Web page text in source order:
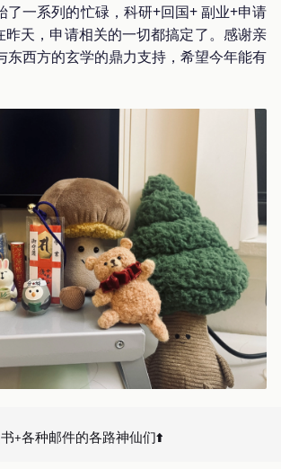
了一系列的忙碌，科研+回国+ 副业+申请
昨天，申请相关的一切都搞定了。感谢亲
东西方的玄学的鼎力支持，希望今年能有